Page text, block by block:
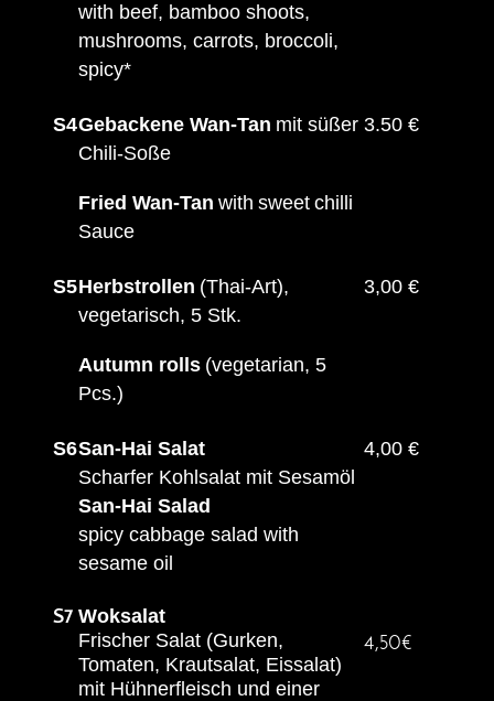
with beef, bamboo shoots,
mushrooms, carrots, broccoli,
spicy*
S4Gebackene Wan-Tan mit süßer
Chili-Soße
Fried Wan-Tan with sweet chilli
Sauce
3.50 €
S5Herbstrollen (Thai-Art),
vegetarisch, 5 Stk.
Autumn rolls (vegetarian, 5
Pcs.)
3,00 €
S6San-Hai Salat
Scharfer Kohlsalat mit Sesamöl
San-Hai Salad
spicy cabbage salad with
sesame oil
4,00 €
S7 Woksalat
Frischer Salat (Gurken,
Tomaten, Krautsalat, Eissalat)
mit Hühnerfleisch und einer
4,50€